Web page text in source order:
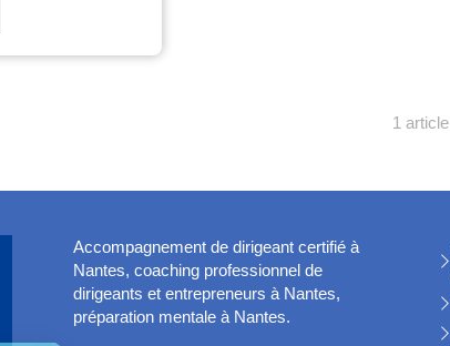
1 article
Accompagnement de dirigeant certifié à
Nantes, coaching professionnel de
dirigeants et entrepreneurs à Nantes,
préparation mentale à Nantes.